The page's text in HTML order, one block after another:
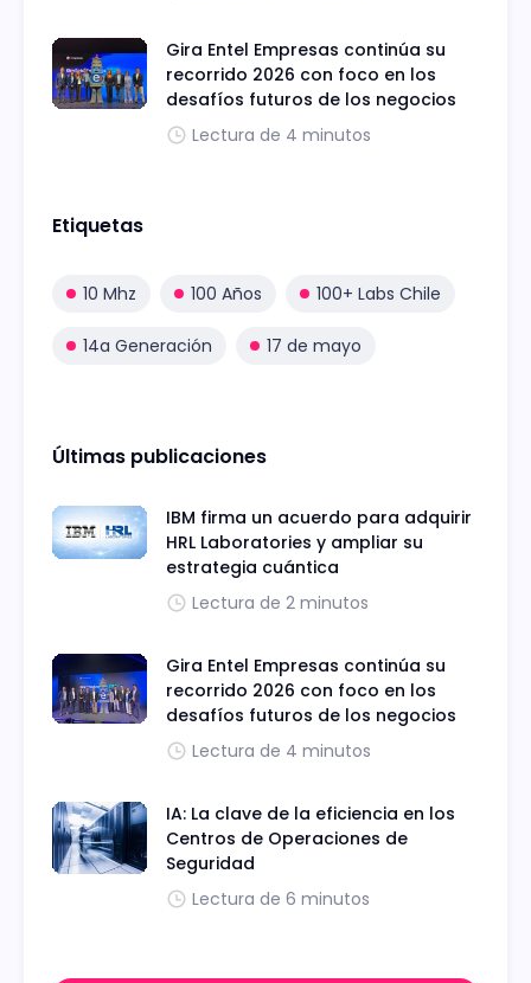
Gira Entel Empresas continúa su
recorrido 2026 con foco en los
desafíos futuros de los negocios
Lectura de 4 minutos
Etiquetas
10 Mhz 100 Años 100+ Labs Chile
14a Generación 17 de mayo
Últimas publicaciones
IBM firma un acuerdo para adquirir
HRL Laboratories y ampliar su
estrategia cuántica
Lectura de 2 minutos
Gira Entel Empresas continúa su
recorrido 2026 con foco en los
desafíos futuros de los negocios
Lectura de 4 minutos
IA: La clave de la eficiencia en los
Centros de Operaciones de
Seguridad
Lectura de 6 minutos